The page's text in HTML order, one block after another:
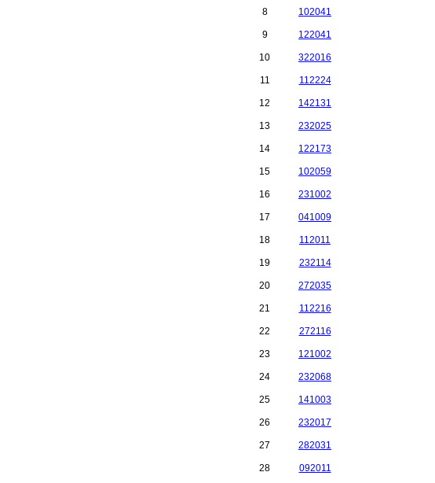
8 102041
9 122041
10 322016
11 112224
12 142131
13 232025
14 122173
15 102059
16 231002
17 041009
18 112011
19 232114
20 272035
21 112216
22 272116
23 121002
24 232068
25 141003
26 232017
27 282031
28 092011